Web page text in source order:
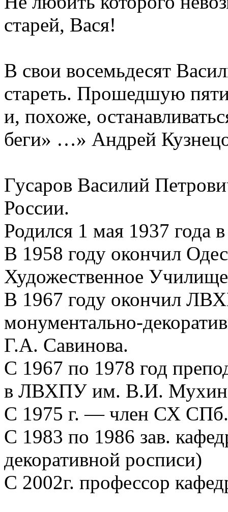
старей, Вася!
В свои восемьдесят
стареть. Прошедшую
и, похоже,
беги» …» Андрей
Гусаров Василий
России.
Родился 1 мая 1937 года
В 1958 году окончил
Художественное
В 1967 году окончил
монументально-
Г.А. Савинова.
С 1967 по 1978 год
в ЛВХПУ им. В.И.
С 1975 г. — член СХ СПб.
С 1983 по 1986 зав.
декоративной росписи)
С 2002г. профессор